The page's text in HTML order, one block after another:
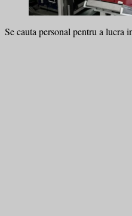
Se cauta personal pentru a lucra